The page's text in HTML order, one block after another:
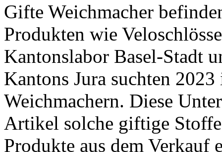
Gifte Weichmacher
Produkten wie
Kantonslabor Basel-Stadt
Kantons Jura suchten
Weichmachern. Diese
Artikel solche giftige
Produkte aus dem